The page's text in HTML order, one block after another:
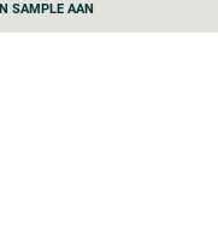
SAMPLE AAN